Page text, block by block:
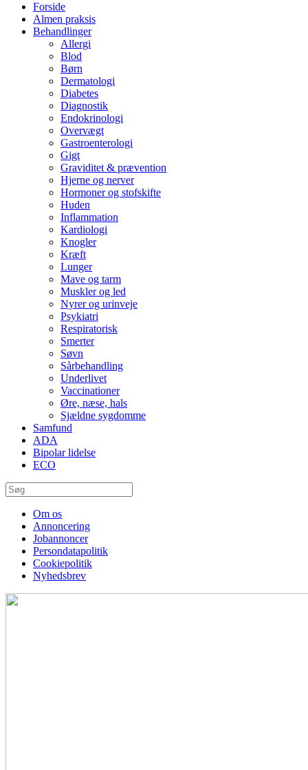
Forside
Almen praksis
Behandlinger
Allergi
Blod
Børn
Dermatologi
Diabetes
Diagnostik
Endokrinologi
Overvægt
Gastroenterologi
Gigt
Graviditet & prævention
Hjerne og nerver
Hormoner og stofskifte
Huden
Inflammation
Kardiologi
Knogler
Kræft
Lunger
Mave og tarm
Muskler og led
Nyrer og urinveje
Psykiatri
Respiratorisk
Smerter
Søvn
Sårbehandling
Underlivet
Vaccinationer
Øre, næse, hals
Sjældne sygdomme
Samfund
ADA
Bipolar lidelse
ECO
Om os
Annoncering
Jobannoncer
Persondatapolitik
Cookiepolitik
Nyhedsbrev